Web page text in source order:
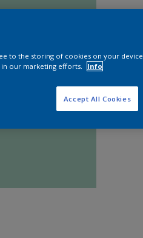
to the storing of cookies on your
in our marketing efforts.
Info
Accept All Cookies